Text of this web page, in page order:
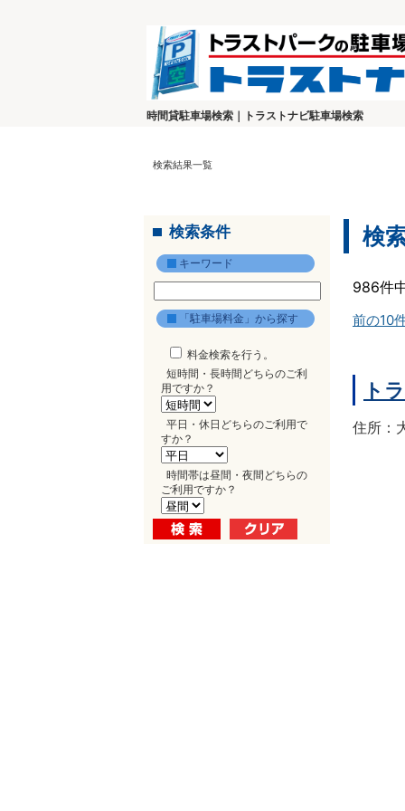
時間貸駐車場検索｜トラストナビ駐車場検索
検索結果一覧
検索条件
キーワード
「駐車場料金」から探す
料金検索を行う。
短時間・長時間どちらのご利
用ですか？
平日・休日どちらのご利用で
すか？
時間帯は昼間・夜間どちらの
ご利用ですか？
検
986件
前の10
ト
住所：